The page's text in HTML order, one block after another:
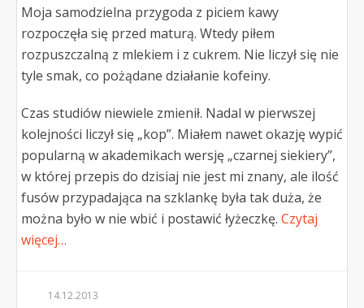
Moja samodzielna przygoda z piciem kawy
rozpoczęła się przed maturą. Wtedy piłem
rozpuszczalną z mlekiem i z cukrem. Nie liczył się nie
tyle smak, co pożądane działanie kofeiny.
Czas studiów niewiele zmienił. Nadal w pierwszej
kolejności liczył się „kop”. Miałem nawet okazję wypić
popularną w akademikach wersję „czarnej siekiery”,
w której przepis do dzisiaj nie jest mi znany, ale ilość
fusów przypadająca na szklankę była tak duża, że
można było w nie wbić i postawić łyżeczkę. Czytaj
więcej…
14.12.2013